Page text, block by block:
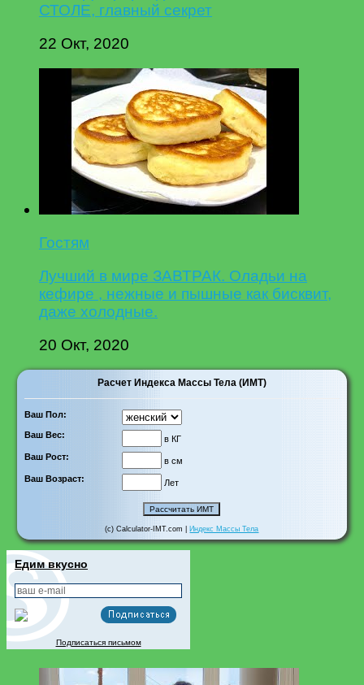
СТОЛЕ, главный секрет
22 Окт, 2020
Гостям
Лучший в мире ЗАВТРАК. Оладьи на
кефире , нежные и пышные как бисквит,
даже холодные.
20 Окт, 2020
Расчет Индекса Массы Тела (ИМТ)
Ваш Пол:
Ваш Вес:
в КГ
Ваш Рост:
в см
Ваш Возраст:
Лет
(c) Calculator-IMT.com | Индекс Массы Тела
Едим вкусно
Подписаться письмом